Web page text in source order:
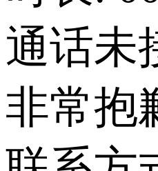
通话未
非常抱